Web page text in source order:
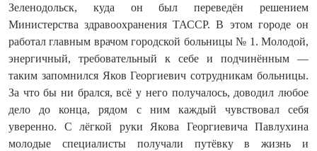
Зеленодольск, куда он был переведён решением
Министерства здравоохранения ТАССР. В этом городе он
работал главным врачом городской больницы № 1. Молодой,
энергичный, требовательный к себе и подчинённым —
таким запомнился Яков Георгиевич сотрудникам больницы.
За что бы ни брался, всё у него получалось, доводил любое
дело до конца, рядом с ним каждый чувствовал себя
уверенно. С лёгкой руки Якова Георгиевича Павлухина
молодые специалисты получали путёвку в жизнь и